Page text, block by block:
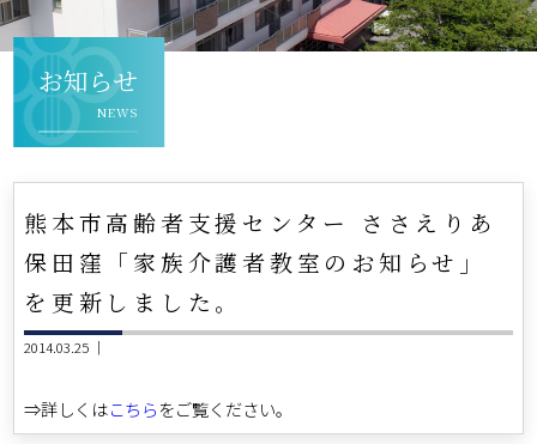
お知らせ
NEWS
熊本市高齢者支援センター ささえりあ
保田窪「家族介護者教室のお知らせ」
を更新しました。
2014.03.25 ｜
⇒詳しくはこちらをご覧ください。